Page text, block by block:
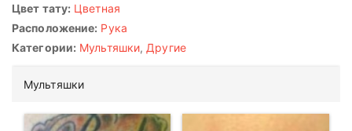
Цвет тату: Цветная
Расположение: Рука
Категории: Мультяшки, Другие
Мультяшки